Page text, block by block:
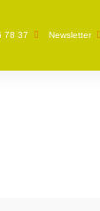
78 37 Newsletter